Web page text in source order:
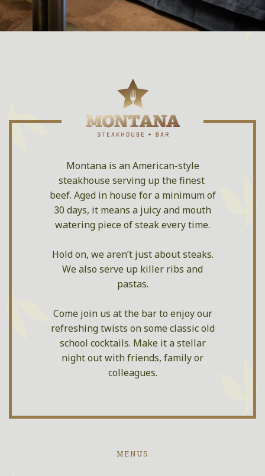
Montana is an American-style
steakhouse serving up the finest
beef. Aged in house for a minimum of
30 days, it means a juicy and mouth
watering piece of steak every time.
Hold on, we aren’t just about steaks.
We also serve up killer ribs and
pastas.
Come join us at the bar to enjoy our
refreshing twists on some classic old
school cocktails. Make it a stellar
night out with friends, family or
colleagues.
MENUS